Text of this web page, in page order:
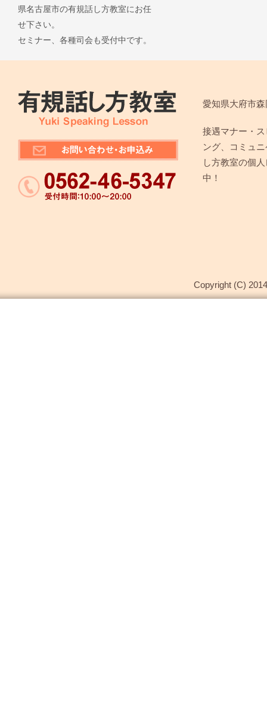
県名古屋市の有規話し方教室にお任
せ下さい。
セミナー、各種司会も受付中です。
愛知県大府市
接遇マナー・
ング、コミュ
し方教室の個
中！
Copyright (C)